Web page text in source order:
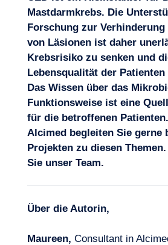
Mastdarmkrebs. Die
Forschung zur
von Läsionen ist daher
Krebsrisiko zu senken und
Lebensqualität der
Das Wissen über das
Funktionsweise ist eine
für die betroffenen
Alcimed begleiten Sie gerne
Projekten zu diesen Themen.
Sie unser Team.
Über die Autorin,
Maureen, Consultant in